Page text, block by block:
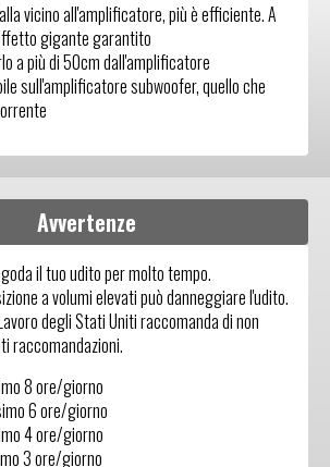
vicino all'amplificatore, più è efficiente. A
gigante garantito
a più di 50cm dall'amplificatore
sull'amplificatore subwoofer, quello che
Avvertenze
il tuo udito per molto tempo.
a volumi elevati può danneggiare l'udito.
degli Stati Uniti raccomanda di non
raccomandazioni.
8 ore/giorno
6 ore/giorno
4 ore/giorno
3 ore/giorno